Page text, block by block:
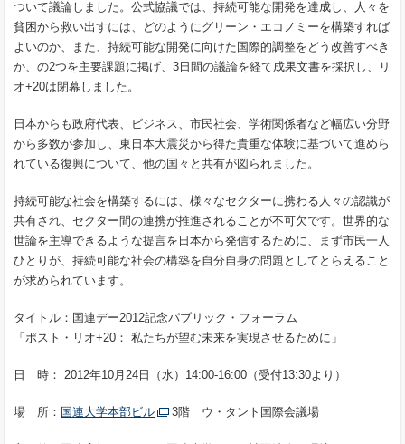
ついて議論しました。公式協議では、持続可能な開発を達成し、人々を
貧困から救い出すには、どのようにグリーン・エコノミーを構築すれば
よいのか、また、持続可能な開発に向けた国際的調整をどう改善すべき
か、の2つを主要課題に掲げ、3日間の議論を経て成果文書を採択し、リ
オ+20は閉幕しました。
日本からも政府代表、ビジネス、市民社会、学術関係者など幅広い分野
から多数が参加し、東日本大震災から得た貴重な体験に基づいて進めら
れている復興について、他の国々と共有が図られました。
持続可能な社会を構築するには、様々なセクターに携わる人々の認識が
共有され、セクター間の連携が推進されることが不可欠です。世界的な
世論を主導できるような提言を日本から発信するために、まず市民一人
ひとりが、持続可能な社会の構築を自分自身の問題としてとらえること
が求められています。
タイトル：国連デー2012記念パブリック・フォーラム
「ポスト・リオ+20： 私たちが望む未来を実現させるために」
日 時： 2012年10月24日（水）14:00-16:00（受付13:30より）
場 所： 国連大学本部ビル 3階 ウ・タント国際会議場